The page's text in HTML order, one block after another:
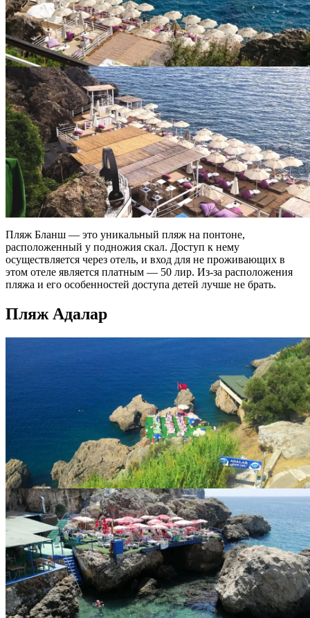
Пляж Бланш — это уникальный пляж на понтоне,
расположенный у подножия скал. Доступ к нему
осуществляется через отель, и вход для не проживающих в
этом отеле является платным — 50 лир. Из-за расположения
пляжа и его особенностей доступа детей лучше не брать.
Пляж Адалар